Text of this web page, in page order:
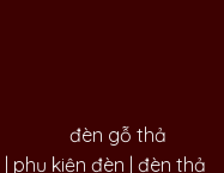
đèn gỗ thả
phụ kiện đèn đèn thả